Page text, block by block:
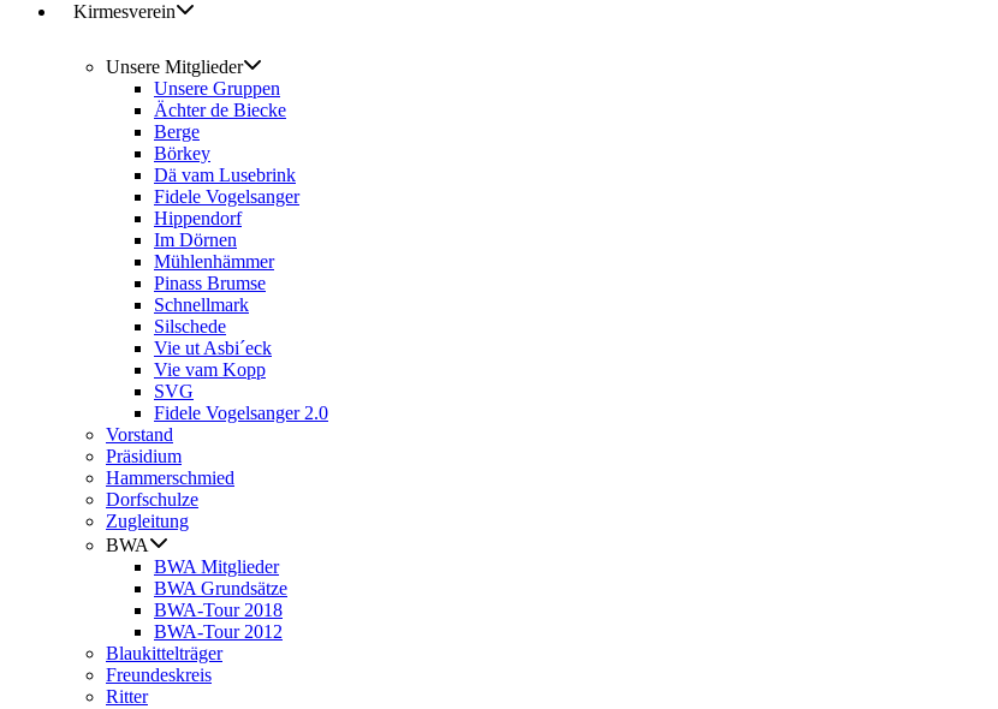
Kirmesverein
Unsere Mitglieder
Unsere Gruppen
Ächter de Biecke
Berge
Börkey
Dä vam Lusebrink
Fidele Vogelsanger
Hippendorf
Im Dörnen
Mühlenhämmer
Pinass Brumse
Schnellmark
Silschede
Vie ut Asbi´eck
Vie vam Kopp
SVG
Fidele Vogelsanger 2.0
Vorstand
Präsidium
Hammerschmied
Dorfschulze
Zugleitung
BWA
BWA Mitglieder
BWA Grundsätze
BWA-Tour 2018
BWA-Tour 2012
Blaukittelträger
Freundeskreis
Ritter